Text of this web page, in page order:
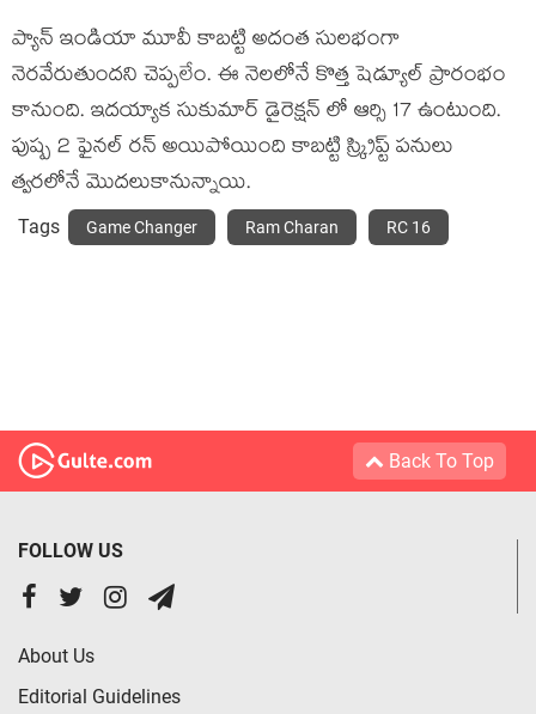
ప్యాన్ ఇండియా మూవీ కాబట్టి అదంత సులభంగా
నెరవేరుతుందని చెప్పలేం. ఈ నెలలోనే కొత్త షెడ్యూల్ ప్రారంభం
కానుంది. ఇదయ్యాక సుకుమార్ డైరెక్షన్ లో ఆర్సి 17 ఉంటుంది.
పుష్ప 2 ఫైనల్ రన్ అయిపోయింది కాబట్టి స్క్రిప్ట్ పనులు
త్వరలోనే మొదలుకానున్నాయి.
Tags Game Changer Ram Charan RC 16
Back To Top
FOLLOW US
About Us
Editorial Guidelines